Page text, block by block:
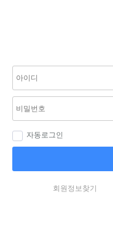
자동로그인
회원정보찾기